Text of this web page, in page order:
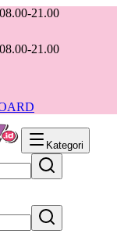
21.00
21.00
Kategori